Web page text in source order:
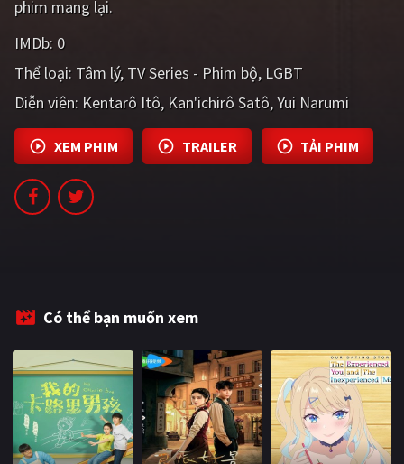
phim mang lại.
IMDb: 0
Thể loại: Tâm lý TV Series - Phim bộ LGBT
Diễn viên: Kentarô Itô Kan'ichirô Satô Yui Narumi
XEM PHIM TRAILER TẢI PHIM
Có thể bạn muốn xem